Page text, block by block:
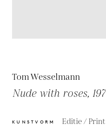
Tom Wesselmann
Nude with roses,
KUNSTVORM Editie / Print